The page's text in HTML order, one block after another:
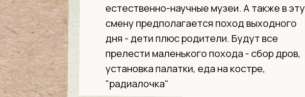
естественно-научные музеи. А также в эту
смену предполагается поход выходного
дня - дети плюс родители. Будут все
прелести маленького похода - сбор дров,
установка палатки, еда на костре,
"радиалочка"